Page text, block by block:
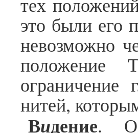
это были его
невозможно
положение
нитей,
Видение.